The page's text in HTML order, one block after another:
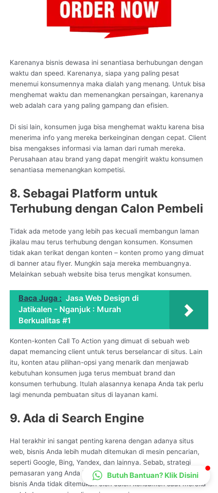
Karenanya bisnis dewasa ini senantiasa berhubungan dengan
waktu dan speed. Karenanya, siapa yang paling pesat
menemui konsumennya maka dialah yang menang. Untuk bisa
menghemat waktu dan memenangkan persaingan, karenanya
web adalah cara yang paling gampang dan efisien.
Di sisi lain, konsumen juga bisa menghemat waktu karena bisa
menerima info yang mereka berkeinginan dengan cepat. Client
bisa mengakses informasi via laman dari rumah mereka.
Perusahaan atau brand yang dapat mengirit waktu konsumen
senantiasa memenangkan kompetisi.
8. Sebagai Platform untuk
Terhubung dengan Calon Pembeli
Tidak ada metode yang lebih pas kecuali membangun laman
jikalau mau terus terhubung dengan konsumen. Konsumen
tidak akan terikat dengan konten – konten promo yang dimuat
di banner atau flyer. Mungkin saja mereka membuangnya.
Melainkan sebuah website bisa terus mengikat konsumen.
Baca Juga : Jasa Web Design di
Jatikalen - Nganjuk : Murah
Berkualitas #1
Konten-konten Call To Action yang dimuat di sebuah web
dapat memancing client untuk terus berselancar di situs. Lain
itu, konten atau pilihan-opsi yang menarik dan menjawab
kebutuhan konsumen juga terus membuat brand dan
konsumen terhubung. Itulah alasannya kenapa Anda tak perlu
lagi menunda pembuatan situs di layanan kami.
9. Ada di Search Engine
Hal terakhir ini sangat penting karena dengan adanya situs
web, bisnis Anda lebih mudah ditemukan di mesin pencarian,
seperti Google, Bing, Yandex, dan lainnya. Sebab, strategi
pemasaran yang Anda jalankan tidak akan berarti apa-apa jika
bisnis Anda tidak ditemukan oleh calon konsumen saat mereka
Online
Butuh Bantuan? Klik Disini